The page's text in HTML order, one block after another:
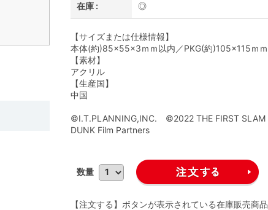
在庫 : ◎
【サイズまたは仕様情報】
本体(約)85×55×3ｍｍ以内／PKG(約)105×115ｍｍ
【素材】
アクリル
【生産国】
中国
©I.T.PLANNING,INC. ©2022 THE FIRST SLAM
DUNK Film Partners
数量
【注文する】ボタンが表示されている在庫販売商品